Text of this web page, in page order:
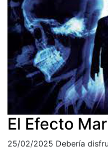
El Efecto
25/02/2025 Debería